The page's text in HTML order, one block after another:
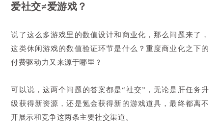
爱社交≠爱游戏？
说了这么多游戏里的数值设计和商业化，那么问题来了，
这类休闲游戏的数值验证环节是什么？重度商业化之下的
付费驱动力又来源于哪里？
可以说，这两个问题的答案都是“社交”，无论是肝任务升
级获得新资源，还是氪金获得新的游戏道具，最终都离不
开展示和竞争这两条主要社交渠道。